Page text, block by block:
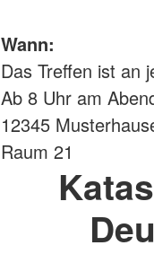
Wann:
Das Treffen ist an
Ab 8 Uhr am
12345
Raum 21